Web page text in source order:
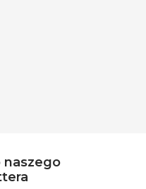
naszego